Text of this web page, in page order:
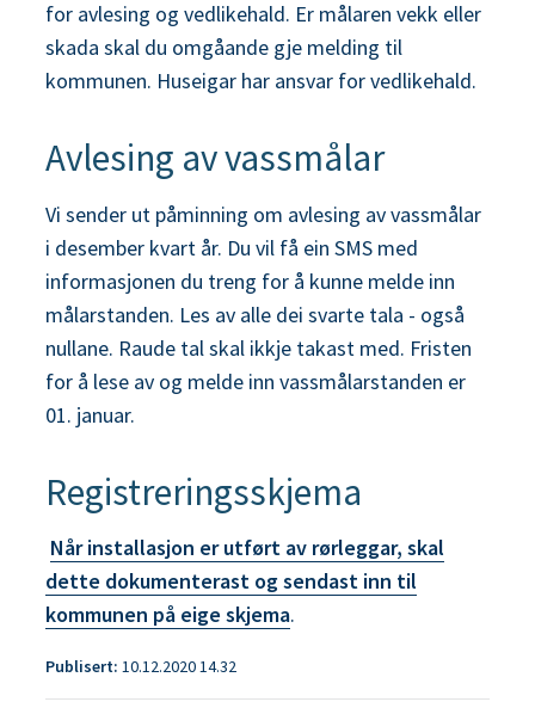
for avlesing og vedlikehald. Er målaren vekk eller
skada skal du omgåande gje melding til
kommunen. Huseigar har ansvar for vedlikehald.
Avlesing av vassmålar
Vi sender ut påminning om avlesing av vassmålar
i desember kvart år. Du vil få ein SMS med
informasjonen du treng for å kunne melde inn
målarstanden. Les av alle dei svarte tala - også
nullane. Raude tal skal ikkje takast med. Fristen
for å lese av og melde inn vassmålarstanden er
01. januar.
Registreringsskjema
Når installasjon er utført av rørleggar, skal
dette dokumenterast og sendast inn til
kommunen på eige skjema.
Publisert 10.12.2020 14.32